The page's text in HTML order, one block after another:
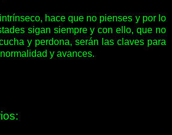
hace que no pienses y por lo
sigan siempre y con ello, que no
y perdona, serán las claves para
y avances.